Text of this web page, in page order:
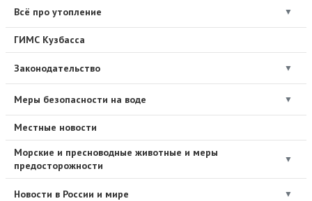
Всё про утопление ▼
ГИМС Кузбасса
Законодательство ▼
Меры безопасности на воде ▼
Местные новости
Морские и пресноводные животные и меры
предосторожности
▼
Новости в России и мире ▼